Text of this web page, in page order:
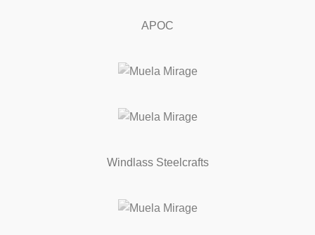
APOC
Windlass Steelcrafts